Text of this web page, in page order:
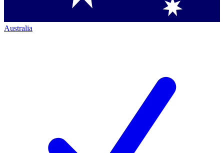
Australia